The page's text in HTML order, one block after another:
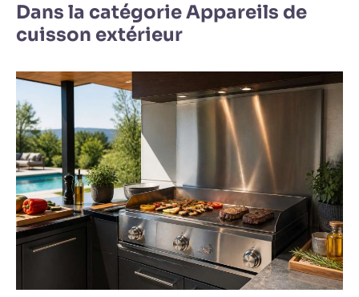
Dans la catégorie Appareils de
cuisson extérieur